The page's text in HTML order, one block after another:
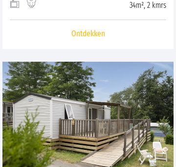
34m², 2 kmrs
Ontdekken